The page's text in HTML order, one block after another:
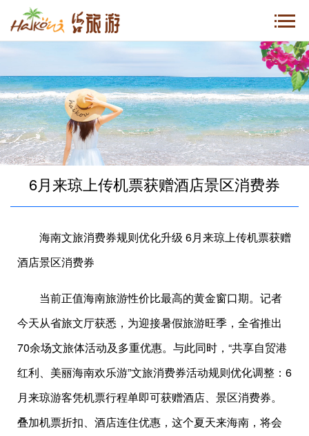
6月来琼上传机票获赠酒店景区消费券
海南文旅消费券规则优化升级 6月来琼上传机票获赠
酒店景区消费券
当前正值海南旅游性价比最高的黄金窗口期。记者
今天从省旅文厅获悉，为迎接暑假旅游旺季，全省推出
70余场文旅体活动及多重优惠。与此同时，“共享自贸港
红利、美丽海南欢乐游”文旅消费券活动规则优化调整：6
月来琼游客凭机票行程单即可获赠酒店、景区消费券。
叠加机票折扣、酒店连住优惠，这个夏天来海南，将会